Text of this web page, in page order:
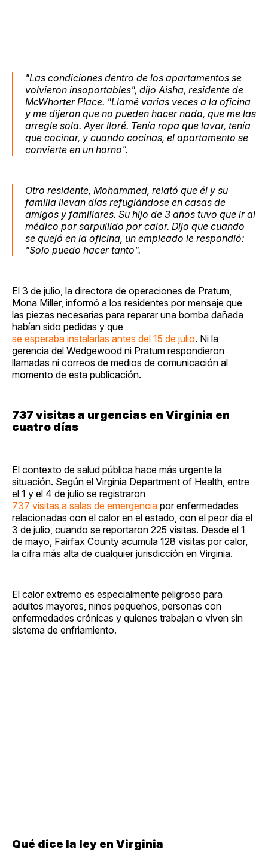
"Las condiciones dentro de los apartamentos se
volvieron insoportables", dijo Aisha, residente de
McWhorter Place. "Llamé varias veces a la oficina
y me dijeron que no pueden hacer nada, que me las
arregle sola. Ayer lloré. Tenía ropa que lavar, tenía
que cocinar, y cuando cocinas, el apartamento se
convierte en un horno".
Otro residente, Mohammed, relató que él y su
familia llevan días refugiándose en casas de
amigos y familiares. Su hijo de 3 años tuvo que ir al
médico por sarpullido por calor. Dijo que cuando
se quejó en la oficina, un empleado le respondió:
"Solo puedo hacer tanto".
El 3 de julio, la directora de operaciones de Pratum,
Mona Miller, informó a los residentes por mensaje que
las piezas necesarias para reparar una bomba dañada
habían sido pedidas y que
se esperaba instalarlas antes del 15 de julio. Ni la
gerencia del Wedgewood ni Pratum respondieron
llamadas ni correos de medios de comunicación al
momento de esta publicación.
737 visitas a urgencias en Virginia en
cuatro días
El contexto de salud pública hace más urgente la
situación. Según el Virginia Department of Health, entre
el 1 y el 4 de julio se registraron
737 visitas a salas de emergencia por enfermedades
relacionadas con el calor en el estado, con el peor día el
3 de julio, cuando se reportaron 225 visitas. Desde el 1
de mayo, Fairfax County acumula 128 visitas por calor,
la cifra más alta de cualquier jurisdicción en Virginia.
El calor extremo es especialmente peligroso para
adultos mayores, niños pequeños, personas con
enfermedades crónicas y quienes trabajan o viven sin
sistema de enfriamiento.
Qué dice la ley en Virginia